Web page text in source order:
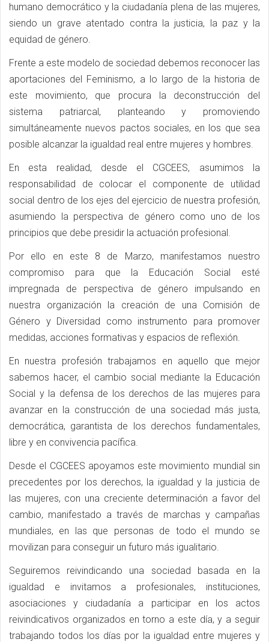
humano democrático y la ciudadanía plena de las mujeres,
siendo un grave atentado contra la justicia, la paz y la
equidad de género.
Frente a este modelo de sociedad debemos reconocer las
aportaciones del Feminismo, a lo largo de la historia de
este movimiento, que procura la deconstrucción del
sistema patriarcal, planteando y promoviendo
simultáneamente nuevos pactos sociales, en los que sea
posible alcanzar la igualdad real entre mujeres y hombres.
En esta realidad, desde el CGCEES, asumimos la
responsabilidad de colocar el componente de utilidad
social dentro de los ejes del ejercicio de nuestra profesión,
asumiendo la perspectiva de género como uno de los
principios que debe presidir la actuación profesional.
Por ello en este 8 de Marzo, manifestamos nuestro
compromiso para que la Educación Social esté
impregnada de perspectiva de género impulsando en
nuestra organización la creación de una Comisión de
Género y Diversidad como instrumento para promover
medidas, acciones formativas y espacios de reflexión.
En nuestra profesión trabajamos en aquello que mejor
sabemos hacer, el cambio social mediante la Educación
Social y la defensa de los derechos de las mujeres para
avanzar en la construcción de una sociedad más justa,
democrática, garantista de los derechos fundamentales,
libre y en convivencia pacífica.
Desde el CGCEES apoyamos este movimiento mundial sin
precedentes por los derechos, la igualdad y la justicia de
las mujeres, con una creciente determinación a favor del
cambio, manifestado a través de marchas y campañas
mundiales, en las que personas de todo el mundo se
movilizan para conseguir un futuro más igualitario.
Seguiremos reivindicando una sociedad basada en la
igualdad e invitamos a profesionales, instituciones,
asociaciones y ciudadanía a participar en los actos
reivindicativos organizados en torno a este día, y a seguir
trabajando todos los días por la igualdad entre mujeres y